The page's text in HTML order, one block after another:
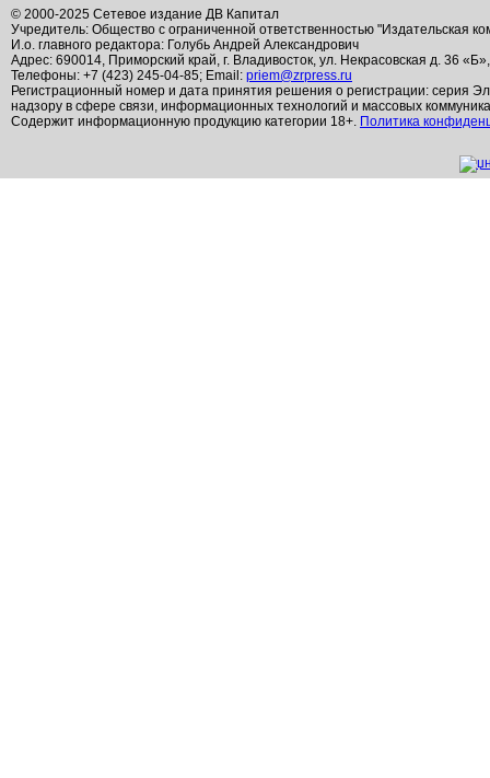
© 2000-2025 Сетевое издание ДВ Капитал
Учредитель: Общество с ограниченной ответственностью "Издательская
И.о. главного редактора: Голубь Андрей Александрович
Адрес: 690014, Приморский край, г. Владивосток, ул. Некрасовская д. 36
Телефоны: +7 (423) 245-04-85; Email: priem@zrpress.ru
Регистрационный номер и дата принятия решения о регистрации: серия
надзору в сфере связи, информационных технологий и массовых
Содержит информационную продукцию категории 18+. Политика